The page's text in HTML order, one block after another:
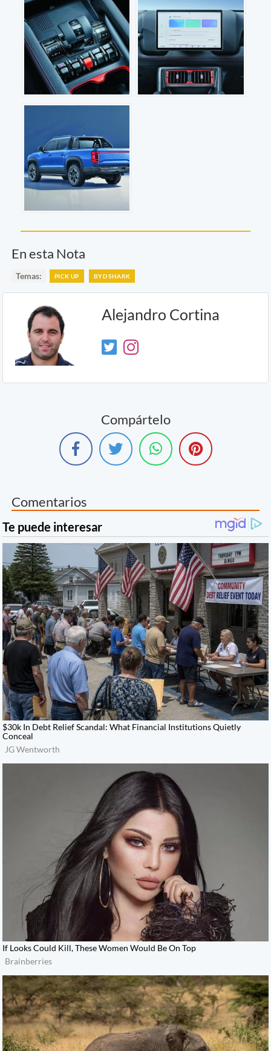
En esta Nota
Temas: PICK UP BYD SHARK
Alejandro Cortina
Compártelo
Comentarios